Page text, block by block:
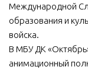
Международной
образования и
войска.
В МБУ ДК
анимационный